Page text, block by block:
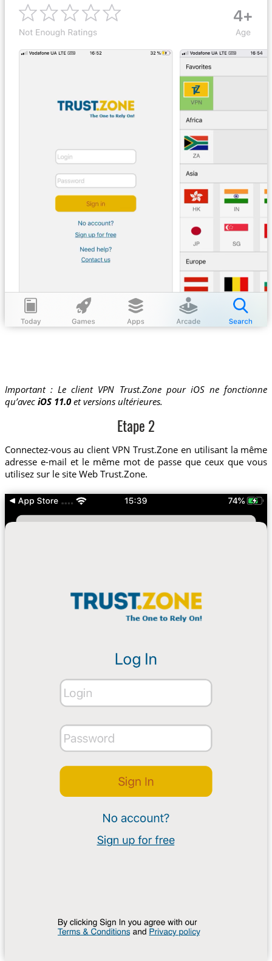
Important : Le client VPN Trust.Zone pour iOS ne fonctionne
qu’avec iOS 11.0et versions ultérieures.
Etape 2
Connectez-vous au client VPN Trust.Zone en utilisant la même
adresse e-mail et le même mot de passe que ceux que vous
utilisez sur le site Web Trust.Zone.